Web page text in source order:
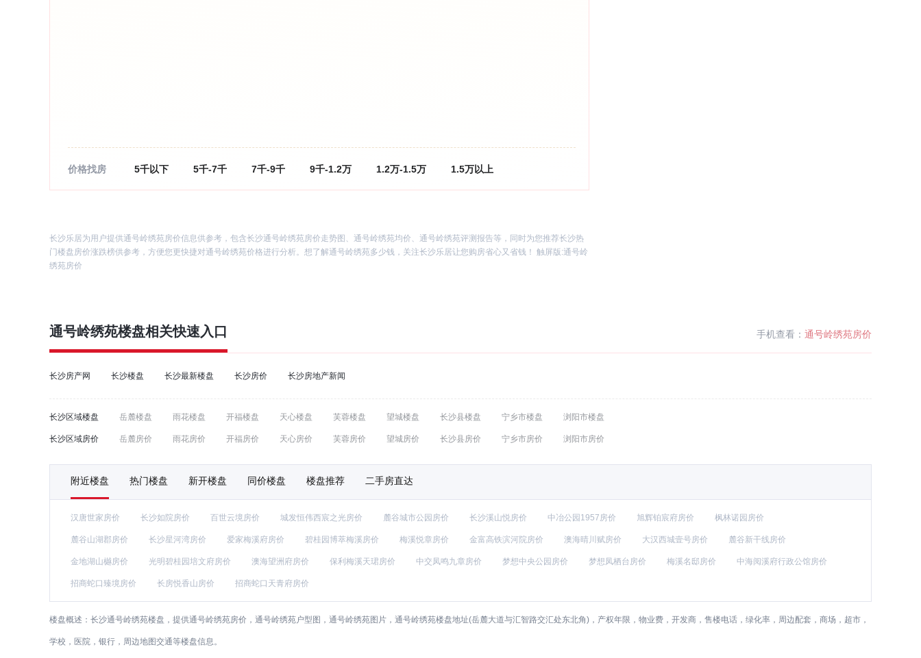
价格找房 5千以下 5千-7千 7千-9千 9千-1.2万 1.2万-1.5万 1.5万以上
长沙乐居为用户提供通号岭绣苑房价信息供参考，包含长沙通号岭绣苑房价走势图、通号岭绣苑均价、通号岭绣苑评测报告等，同时为您推荐长沙热
门楼盘房价涨跌榜供参考，方便您更快捷对通号岭绣苑价格进行分析。想了解通号岭绣苑多少钱，关注长沙乐居让您购房省心又省钱！ 触屏版:通号岭
绣苑房价
通号岭绣苑楼盘相关快速入口 手机查看： 通号岭绣苑房价
长沙房产网 长沙楼盘 长沙最新楼盘 长沙房价 长沙房地产新闻
长沙区域楼盘 岳麓楼盘 雨花楼盘 开福楼盘 天心楼盘 芙蓉楼盘 望城楼盘 长沙县楼盘 宁乡市楼盘 浏阳市楼盘
长沙区域房价 岳麓房价 雨花房价 开福房价 天心房价 芙蓉房价 望城房价 长沙县房价 宁乡市房价 浏阳市房价
附近楼盘 热门楼盘 新开楼盘 同价楼盘 楼盘推荐 二手房直达
汉唐世家房价 长沙如院房价 百世云境房价 城发恒伟西宸之光房价 麓谷城市公园房价 长沙溪山悦房价 中冶公园1957房价 旭辉铂宸府房价 枫林诺园房价
麓谷山湖郡房价 长沙星河湾房价 爱家梅溪府房价 碧桂园博萃梅溪房价 梅溪悦章房价 金富高铁滨河院房价 澳海晴川赋房价 大汉西城壹号房价 麓谷新干线房价
金地湖山樾房价 光明碧桂园培文府房价 澳海望洲府房价 保利梅溪天珺房价 中交凤鸣九章房价 梦想中央公园房价 梦想凤栖台房价 梅溪名邸房价 中海阅溪府行政公馆房价
招商蛇口臻境房价 长房悦香山房价 招商蛇口天青府房价
楼盘概述： 长沙通号岭绣苑楼盘，提供通号岭绣苑房价，通号岭绣苑户型图，通号岭绣苑图片，通号岭绣苑楼盘地址(岳麓大道与汇智路交汇处东北角)，产权年限，物业费，开发商，售楼电话，绿化率，周边配套，商场，超市，
学校，医院，银行，周边地图交通等楼盘信息。